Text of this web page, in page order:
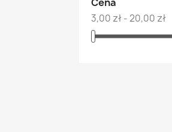
3,00 zł - 20,00 zł